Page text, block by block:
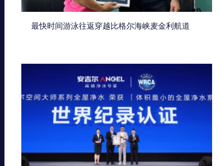
最快时间游泳往返穿越比格尔海峡麦金利航道